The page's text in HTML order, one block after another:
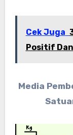
Cek Juga
Positif
Media